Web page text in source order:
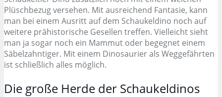
Plüschbezug versehen. Mit ausreichend Fantasie, kann
man bei einem Ausritt auf dem Schaukeldino noch auf
weitere prähistorische Gesellen treffen. Vielleicht sieht
man ja sogar noch ein Mammut oder begegnet einem
Säbelzahntiger. Mit einem Dinosaurier als Weggefährten
ist schließlich alles möglich.
Die große Herde der Schaukeldinos